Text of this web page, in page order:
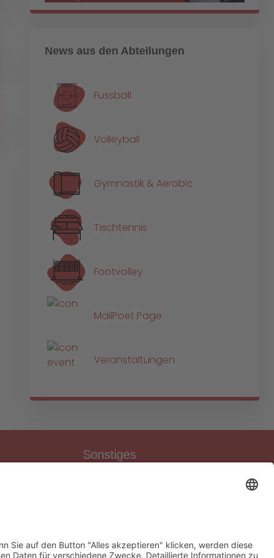
News aus den Abteilungen
Fussball
Volleyball
Gymnastik & Aerobic
Tischtennis
Footvolley
MailPoet Page
Veranstaltungen
Sonstiges